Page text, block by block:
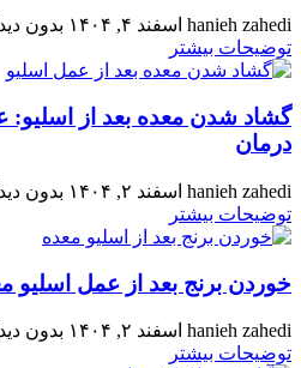
hanieh zahedi اسفند ۴, ۱۴۰۴
بدون
توضیحات بیشتر
گشاد شدن معده بعد از اسلیو:
درمان
hanieh zahedi اسفند ۲, ۱۴۰۴
بدون
توضیحات بیشتر
خوردن برنج بعد از عمل اسلیو
hanieh zahedi اسفند ۲, ۱۴۰۴
بدون
توضیحات بیشتر